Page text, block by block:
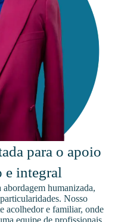
para o apoio
integral
humanizada,
Nosso
acolhedor e familiar, onde
equipe de profissionais